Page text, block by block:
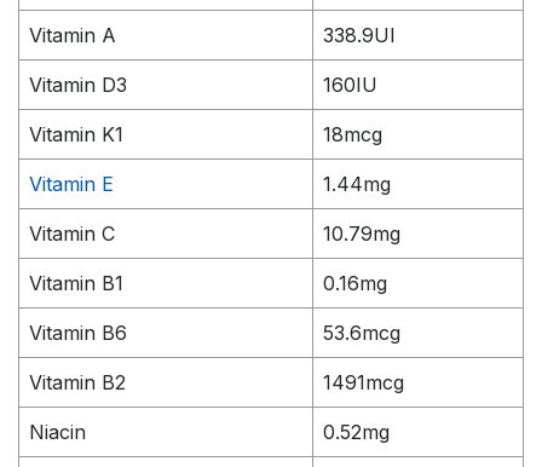
Vitamin A 338.9UI
Vitamin D3 160IU
Vitamin K1 18mcg
Vitamin E 1.44mg
Vitamin C 10.79mg
Vitamin B1 0.16mg
Vitamin B6 53.6mcg
Vitamin B2 1491mcg
Niacin 0.52mg